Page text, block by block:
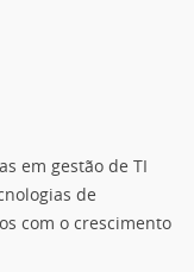
em gestão de TI
de
com o crescimento